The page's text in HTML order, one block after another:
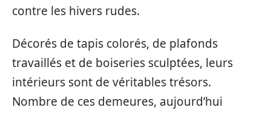
contre les hivers rudes.
Décorés de tapis colorés, de plafonds
travaillés et de boiseries sculptées, leurs
intérieurs sont de véritables trésors.
Nombre de ces demeures, aujourd’hui